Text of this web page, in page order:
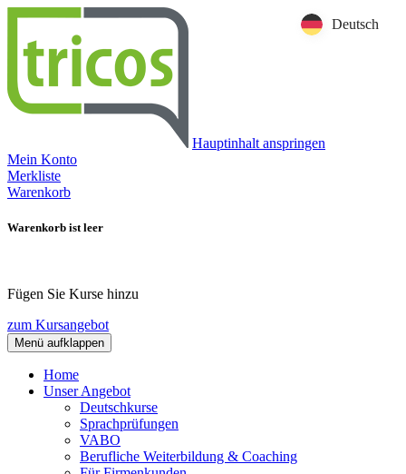
Hauptinhalt anspringen
Mein Konto
Merkliste
Warenkorb
Warenkorb ist leer
Fügen Sie Kurse hinzu
zum Kursangebot
Menü aufklappen
Home
Unser Angebot
Deutschkurse
Sprachprüfungen
VABO
Berufliche Weiterbildung & Coaching
Deutsch